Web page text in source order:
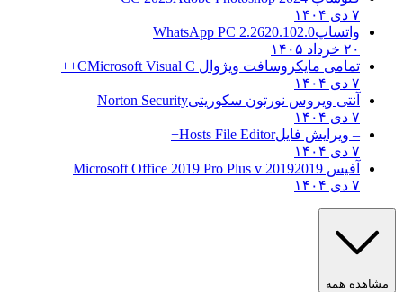
۷ دی ۱۴۰۴
واتساپWhatsApp PC 2.2620.102.0
۲۰ خرداد ۱۴۰۵
تمامی مایکروسافت ویژوال C Microsoft Visual C++
۷ دی ۱۴۰۴
آنتی ویروس نورتون سکوریتیNorton Security
۷ دی ۱۴۰۴
– ویرایش فایلHosts File Editor+
۷ دی ۱۴۰۴
آفیس 2019 2019 Microsoft Office 2019 Pro Plus v
۷ دی ۱۴۰۴
مشاهده همه